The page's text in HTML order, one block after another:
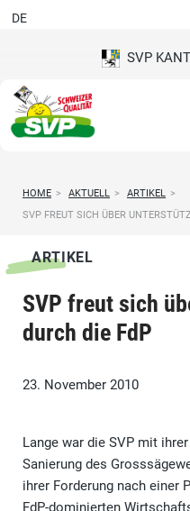
SVP
DE
HOME > AKTUELL > ARTIKEL >
SVP FREUT SICH ÜBER
ARTIKEL
SVP freut sich
durch die FdP
23. November 2010
Lange war die SVP mit
Sanierung des
ihrer Forderung nach einer
FdP-dominierten